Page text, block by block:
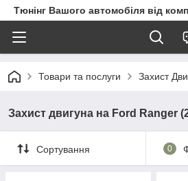
Тюнінг Вашого автомобіля від
Товари та послуги Захист
Захист двигуна на Ford Ranger
Сортування 0